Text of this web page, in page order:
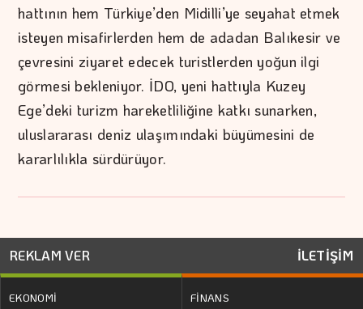
hattının hem Türkiye’den Midilli’ye seyahat etmek
isteyen misafirlerden hem de adadan Balıkesir ve
çevresini ziyaret edecek turistlerden yoğun ilgi
görmesi bekleniyor. İDO, yeni hattıyla Kuzey
Ege’deki turizm hareketliliğine katkı sunarken,
uluslararası deniz ulaşımındaki büyümesini de
kararlılıkla sürdürüyor.
REKLAM VER İLETİŞİM
EKONOMİ
FİNANS